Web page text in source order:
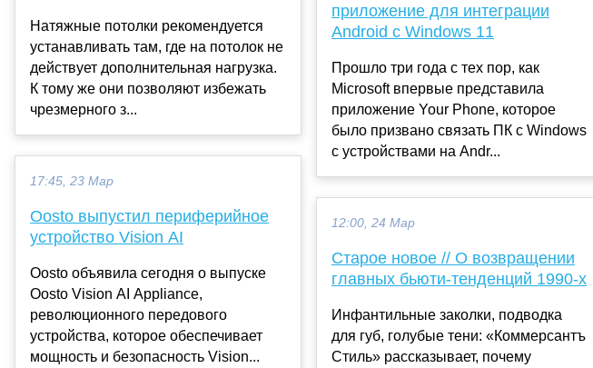
Натяжные потолки рекомендуется
устанавливать там, где на потолок не
действует дополнительная нагрузка.
К тому же они позволяют избежать
чрезмерного з...
17:45, 23 Мар
Oosto выпустил периферийное
устройство Vision AI
Oosto объявила сегодня о выпуске
Oosto Vision AI Appliance,
революционного передового
устройства, которое обеспечивает
мощность и безопасность Vision...
приложение для интеграции
Android с Windows 11
Прошло три года с тех пор, как
Microsoft впервые представила
приложение Your Phone, которое
было призвано связать ПК с Windows
с устройствами на Andr...
12:00, 24 Мар
Старое новое // О возвращении
главных бьюти-тенденций 1990-х
Инфантильные заколки, подводка
для губ, голубые тени: «Коммерсантъ
Стиль» рассказывает, почему